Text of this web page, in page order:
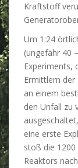
Kraftstoff
Um 1:24
(ungefähr 40
Experiments,
Ermittlern
an einem
den Unfall zu
eine erste
stoß die
Reaktors